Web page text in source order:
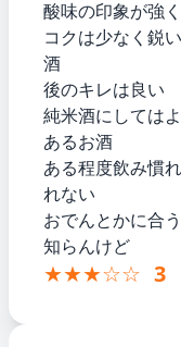
酸味の印象が強
コクは少なく鋭
酒
後のキレは良い
純米酒にしては
あるお酒
ある程度飲み慣
れない
おでんとかに合
知らんけど
★★★☆☆ 3